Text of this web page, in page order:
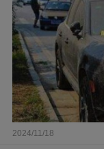
2024/11/18